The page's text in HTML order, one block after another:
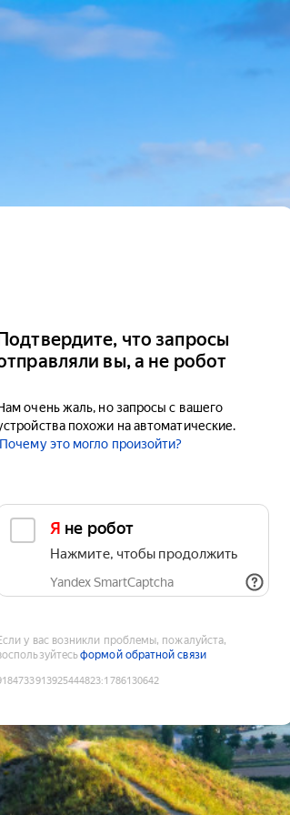
что запросы
вы, а не робот
очень жаль, но запросы с вашего
похожи на автоматические.
Почему это могло произойти?
Я не робот
Нажмите, чтобы продолжить
Yandex SmartCaptcha
у вас возникли проблемы, пожалуйста,
формой обратной связи
:1786130642